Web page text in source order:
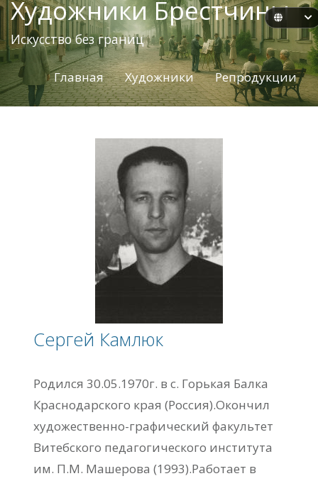
Художники Брестчины
Искусство без границ
Главная Художники Репродукции
Сергей Камлюк
Родился 30.05.1970г. в с. Горькая Балка
Краснодарского края (Россия).Окончил
художественно-графический факультет
Витебского педагогического института
им. П.М. Машерова (1993).Работает в